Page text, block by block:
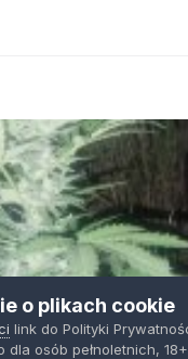
o plikach cookie
link do Polityki
dla osób pełnoletnich, 18+